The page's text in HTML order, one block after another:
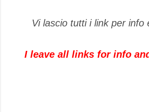
Vi lascio tutti i link per info
I leave all links for info